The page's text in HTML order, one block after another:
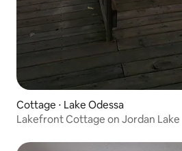
Cottage ⋅ Lake Odessa
Lakefront Cottage on Jordan Lake